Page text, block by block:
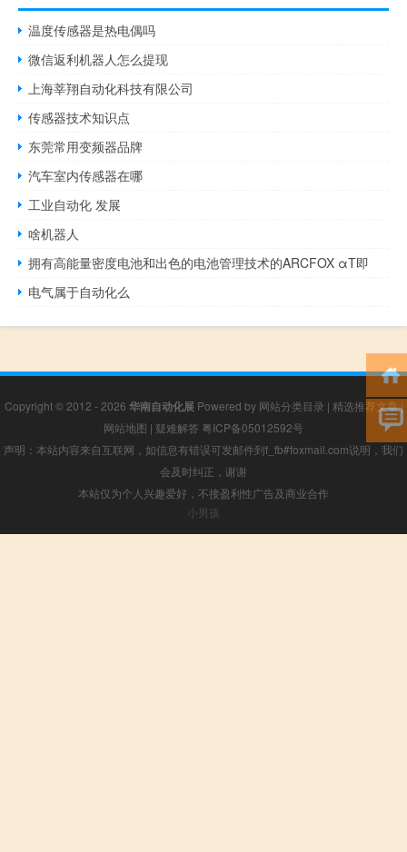
温度传感器是热电偶吗
微信返利机器人怎么提现
上海莘翔自动化科技有限公司
传感器技术知识点
东莞常用变频器品牌
汽车室内传感器在哪
工业自动化 发展
啥机器人
拥有高能量密度电池和出色的电池管理技术的ARCFOX αT即
电气属于自动化么
Copyright © 2012 - 2026 华南自动化展Powered by 网站分类目录 | 精选推荐文章|
网站地图 | 疑难解答 粤ICP备05012592号
声明：本站内容来自互联网，如信息有错误可发邮件到f_fb#foxmail.com说明，我们
会及时纠正，谢谢
本站仅为个人兴趣爱好，不接盈利性广告及商业合作
小男孩